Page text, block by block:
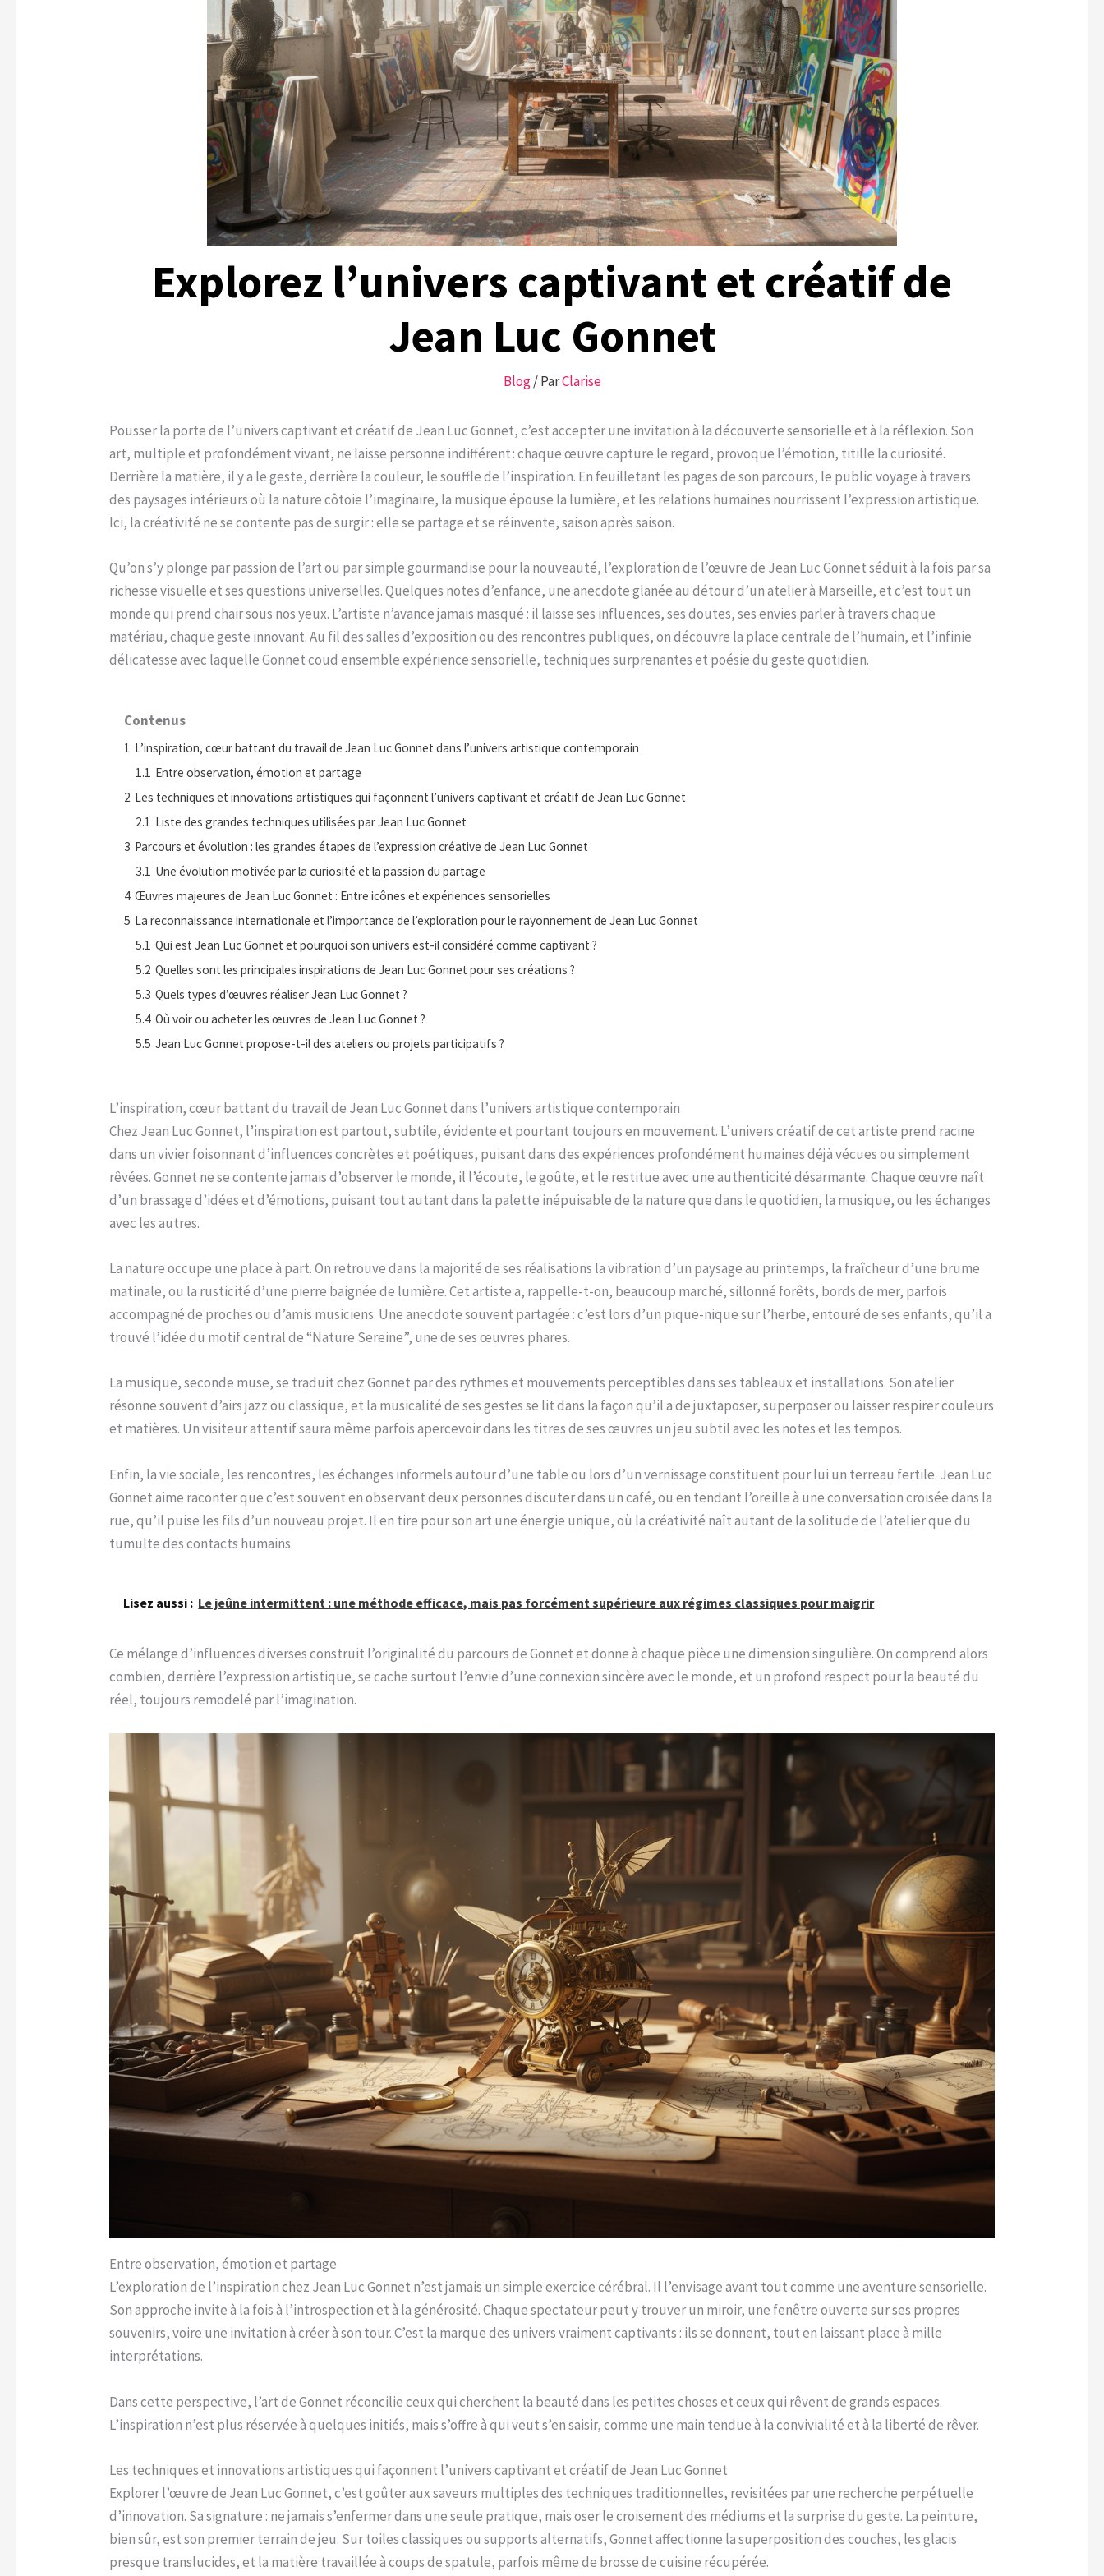
Explorez l’univers captivant et créatif de
Jean Luc Gonnet
Blog/ ParClarise
Pousser la porte de l’univers captivant et créatif de Jean Luc Gonnet, c’est accepter une invitation à la découverte sensorielle et à la réflexion. Son
art, multiple et profondément vivant, ne laisse personne indifférent : chaque œuvre capture le regard, provoque l’émotion, titille la curiosité.
Derrière la matière, il y a le geste, derrière la couleur, le souffle de l’inspiration. En feuilletant les pages de son parcours, le public voyage à travers
des paysages intérieurs où la nature côtoie l’imaginaire, la musique épouse la lumière, et les relations humaines nourrissent l’expression artistique.
Ici, la créativité ne se contente pas de surgir : elle se partage et se réinvente, saison après saison.
Qu’on s’y plonge par passion de l’art ou par simple gourmandise pour la nouveauté, l’exploration de l’œuvre de Jean Luc Gonnet séduit à la fois par sa
richesse visuelle et ses questions universelles. Quelques notes d’enfance, une anecdote glanée au détour d’un atelier à Marseille, et c’est tout un
monde qui prend chair sous nos yeux. L’artiste n’avance jamais masqué : il laisse ses influences, ses doutes, ses envies parler à travers chaque
matériau, chaque geste innovant. Au fil des salles d’exposition ou des rencontres publiques, on découvre la place centrale de l’humain, et l’infinie
délicatesse avec laquelle Gonnet coud ensemble expérience sensorielle, techniques surprenantes et poésie du geste quotidien.
Contenus
1 L’inspiration, cœur battant du travail de Jean Luc Gonnet dans l’univers artistique contemporain
1.1 Entre observation, émotion et partage
2 Les techniques et innovations artistiques qui façonnent l’univers captivant et créatif de Jean Luc Gonnet
2.1 Liste des grandes techniques utilisées par Jean Luc Gonnet
3 Parcours et évolution : les grandes étapes de l’expression créative de Jean Luc Gonnet
3.1 Une évolution motivée par la curiosité et la passion du partage
4 Œuvres majeures de Jean Luc Gonnet : Entre icônes et expériences sensorielles
5 La reconnaissance internationale et l’importance de l’exploration pour le rayonnement de Jean Luc Gonnet
5.1 Qui est Jean Luc Gonnet et pourquoi son univers est-il considéré comme captivant ?
5.2 Quelles sont les principales inspirations de Jean Luc Gonnet pour ses créations ?
5.3 Quels types d’œuvres réaliser Jean Luc Gonnet ?
5.4 Où voir ou acheter les œuvres de Jean Luc Gonnet ?
5.5 Jean Luc Gonnet propose-t-il des ateliers ou projets participatifs ?
L’inspiration, cœur battant du travail de Jean Luc Gonnet dans l’univers artistique contemporain
Chez Jean Luc Gonnet, l’inspiration est partout, subtile, évidente et pourtant toujours en mouvement. L’univers créatif de cet artiste prend racine
dans un vivier foisonnant d’influences concrètes et poétiques, puisant dans des expériences profondément humaines déjà vécues ou simplement
rêvées. Gonnet ne se contente jamais d’observer le monde, il l’écoute, le goûte, et le restitue avec une authenticité désarmante. Chaque œuvre naît
d’un brassage d’idées et d’émotions, puisant tout autant dans la palette inépuisable de la nature que dans le quotidien, la musique, ou les échanges
avec les autres.
La nature occupe une place à part. On retrouve dans la majorité de ses réalisations la vibration d’un paysage au printemps, la fraîcheur d’une brume
matinale, ou la rusticité d’une pierre baignée de lumière. Cet artiste a, rappelle-t-on, beaucoup marché, sillonné forêts, bords de mer, parfois
accompagné de proches ou d’amis musiciens. Une anecdote souvent partagée : c’est lors d’un pique-nique sur l’herbe, entouré de ses enfants, qu’il a
trouvé l’idée du motif central de “Nature Sereine”, une de ses œuvres phares.
La musique, seconde muse, se traduit chez Gonnet par des rythmes et mouvements perceptibles dans ses tableaux et installations. Son atelier
résonne souvent d’airs jazz ou classique, et la musicalité de ses gestes se lit dans la façon qu’il a de juxtaposer, superposer ou laisser respirer couleurs
et matières. Un visiteur attentif saura même parfois apercevoir dans les titres de ses œuvres un jeu subtil avec les notes et les tempos.
Enfin, la vie sociale, les rencontres, les échanges informels autour d’une table ou lors d’un vernissage constituent pour lui un terreau fertile. Jean Luc
Gonnet aime raconter que c’est souvent en observant deux personnes discuter dans un café, ou en tendant l’oreille à une conversation croisée dans la
rue, qu’il puise les fils d’un nouveau projet. Il en tire pour son art une énergie unique, où la créativité naît autant de la solitude de l’atelier que du
tumulte des contacts humains.
Lisez aussi : Le jeûne intermittent : une méthode efficace, mais pas forcément supérieure aux régimes classiques pour maigrir
Ce mélange d’influences diverses construit l’originalité du parcours de Gonnet et donne à chaque pièce une dimension singulière. On comprend alors
combien, derrière l’expression artistique, se cache surtout l’envie d’une connexion sincère avec le monde, et un profond respect pour la beauté du
réel, toujours remodelé par l’imagination.
Entre observation, émotion et partage
L’exploration de l’inspiration chez Jean Luc Gonnet n’est jamais un simple exercice cérébral. Il l’envisage avant tout comme une aventure sensorielle.
Son approche invite à la fois à l’introspection et à la générosité. Chaque spectateur peut y trouver un miroir, une fenêtre ouverte sur ses propres
souvenirs, voire une invitation à créer à son tour. C’est la marque des univers vraiment captivants : ils se donnent, tout en laissant place à mille
interprétations.
Dans cette perspective, l’art de Gonnet réconcilie ceux qui cherchent la beauté dans les petites choses et ceux qui rêvent de grands espaces.
L’inspiration n’est plus réservée à quelques initiés, mais s’offre à qui veut s’en saisir, comme une main tendue à la convivialité et à la liberté de rêver.
Les techniques et innovations artistiques qui façonnent l’univers captivant et créatif de Jean Luc Gonnet
Explorer l’œuvre de Jean Luc Gonnet, c’est goûter aux saveurs multiples des techniques traditionnelles, revisitées par une recherche perpétuelle
d’innovation. Sa signature : ne jamais s’enfermer dans une seule pratique, mais oser le croisement des médiums et la surprise du geste. La peinture,
bien sûr, est son premier terrain de jeu. Sur toiles classiques ou supports alternatifs, Gonnet affectionne la superposition des couches, les glacis
presque translucides, et la matière travaillée à coups de spatule, parfois même de brosse de cuisine récupérée.